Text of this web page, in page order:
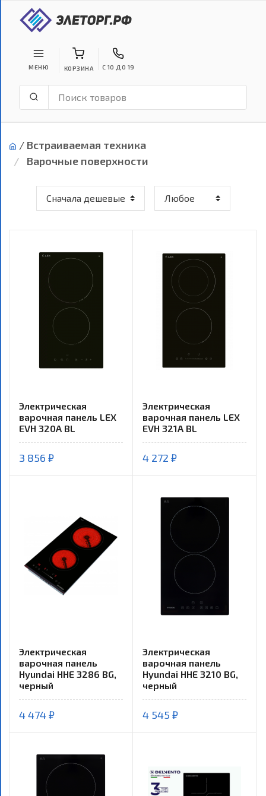
МЕНЮ КОРЗИНА С 10 ДО 19
/ Встраиваемая техника
Варочные поверхности
Электрическая
варочная панель LEX
EVH 320A BL
3 856 ₽
Электрическая
варочная панель LEX
EVH 321A BL
4 272 ₽
Электрическая
варочная панель
Hyundai HHE 3286 BG,
черный
4 474 ₽
Электрическая
варочная панель
Hyundai HHE 3210 BG,
черный
4 545 ₽